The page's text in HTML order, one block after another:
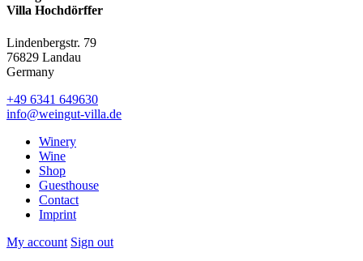
Villa Hochdörffer
Lindenbergstr. 79
76829 Landau
Germany
+49 6341 649630
info@weingut-villa.de
Winery
Wine
Shop
Guesthouse
Contact
Imprint
My account Sign out